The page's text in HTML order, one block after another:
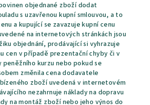
objednané zboží dodat
s uzavřenou kupní smlouvou, a to
a kupující se zavazuje kupní cenu
na internetových stránkách jsou
objednání, prodávající si vyhrazuje
cen v případě prezentační chyby či v
peněžního kurzu nebo pokud se
změnila cena dodavatele
zboží uvedená v internetovém
nezahrnuje náklady na dopravu
na montáž zboží nebo jeho výnos do